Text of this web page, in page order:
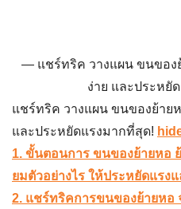
แชร์ทริค วางแผน ขนของ
ง่าย และประหยั
แชร์ทริค วางแผน ขนของย้าย
และประหยัดแรงมากที่สุด!
1. ขั้นตอนการ ขนของย้ายหอ
ยมตัวอย่างไร ให้ประหยัดแรง
2. แชร์ทริคการขนของย้ายหอ